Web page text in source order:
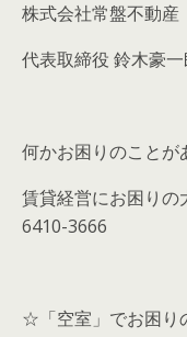
株式会社常盤不動産
代表取締役 鈴木豪一
何かお困りのことが
賃貸経営にお困り
6410-3666
☆「空室」でお困り